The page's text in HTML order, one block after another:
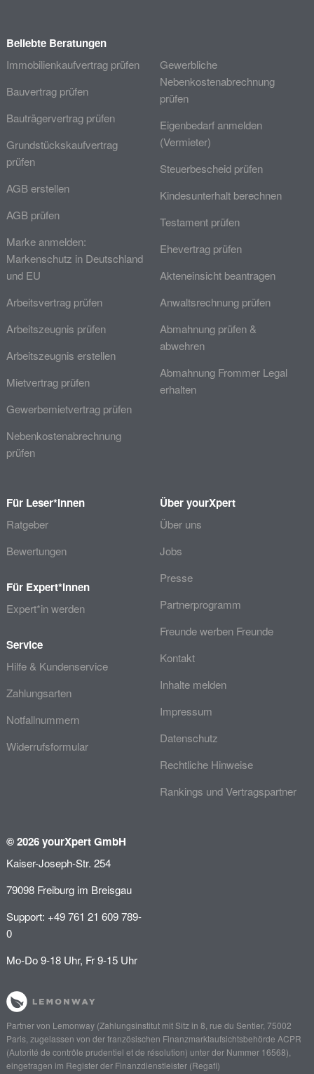
Beliebte Beratungen
Immobilienkaufvertrag prüfen
Bauvertrag prüfen
Bauträgervertrag prüfen
Grundstückskaufvertrag
prüfen
AGB erstellen
AGB prüfen
Marke anmelden:
Markenschutz in Deutschland
und EU
Arbeitsvertrag prüfen
Arbeitszeugnis prüfen
Arbeitszeugnis erstellen
Mietvertrag prüfen
Gewerbemietvertrag prüfen
Nebenkostenabrechnung
prüfen
Gewerbliche
Nebenkostenabrechnung
prüfen
Eigenbedarf anmelden
(Vermieter)
Steuerbescheid prüfen
Kindesunterhalt berechnen
Testament prüfen
Ehevertrag prüfen
Akteneinsicht beantragen
Anwaltsrechnung prüfen
Abmahnung prüfen &
abwehren
Abmahnung Frommer Legal
erhalten
Für Leser*innen
Ratgeber
Bewertungen
Für Expert*innen
Expert*in werden
Service
Hilfe & Kundenservice
Zahlungsarten
Notfallnummern
Widerrufsformular
Über yourXpert
Über uns
Jobs
Presse
Partnerprogramm
Freunde werben Freunde
Kontakt
Inhalte melden
Impressum
Datenschutz
Rechtliche Hinweise
Rankings und Vertragspartner
© 2026 yourXpert GmbH
Kaiser-Joseph-Str. 254
79098 Freiburg im Breisgau
Support: +49 761 21 609 789-
0
Mo-Do 9-18 Uhr, Fr 9-15 Uhr
Partner von Lemonway(Zahlungsinstitut mit Sitz in 8, rue du Sentier, 75002
Paris, zugelassen von der französischen Finanzmarktaufsichtsbehörde ACPR
(Autorité de contrôle prudentiel et de résolution) unter der Nummer 16568),
eingetragen im Register der Finanzdienstleister (Regafi)